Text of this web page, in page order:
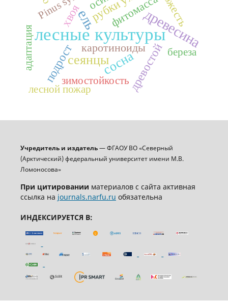
лесные культурыдревесина
ель
сеянцысоснадревостой
хвоя
подрост каротиноиды
фитомасса
зимостойкость
адаптация береза
лесной пожар
Учредитель и издатель— ФГАОУ ВО «Северный
(Арктический) федеральный университет имени М.В.
Ломоносова»
При цитировании материалов с сайта активная
ссылка на journals.narfu.ru обязательна
ИНДЕКСИРУЕТСЯ В: